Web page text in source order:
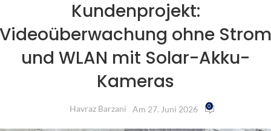
Kundenprojekt:
Videoüberwachung ohne Strom
und WLAN mit Solar-Akku-
Kameras
Havraz Barzani Am 27. Juni 2026 0